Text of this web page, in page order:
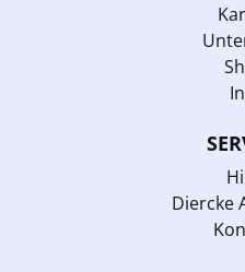
Diercke